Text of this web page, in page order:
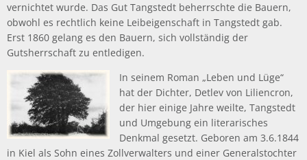
vernichtet wurde. Das Gut Tangstedt beherrschte die Bauern,
obwohl es rechtlich keine Leibeigenschaft in Tangstedt gab.
Erst 1860 gelang es den Bauern, sich vollständig der
Gutsherrschaft zu entledigen.
In seinem Roman „Leben und Lüge“
hat der Dichter, Detlev von Liliencron,
der hier einige Jahre weilte, Tangstedt
und Umgebung ein literarisches
Denkmal gesetzt. Geboren am 3.6.1844
in Kiel als Sohn eines Zollverwalters und einer Generalstochter